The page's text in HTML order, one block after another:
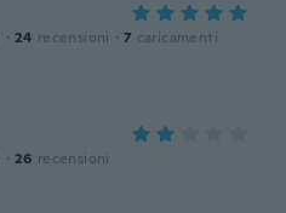
· 24 recensioni · 7 caricamenti
· 26 recensioni